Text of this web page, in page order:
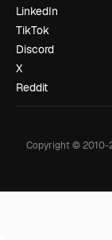
LinkedIn
TikTok
Discord
X
Reddit
Copyright © 2010-